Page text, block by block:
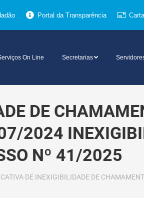
Portal da Transparência
On Line Secretarias
DE
2024
Nº 41/2025
DE INEXIGIBILIDADE DE